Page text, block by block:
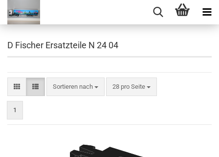
D Fischer Ersatzteile N 24 04
Sortieren nach
Sortieren nach 28 pro Seite
pro Seite
1